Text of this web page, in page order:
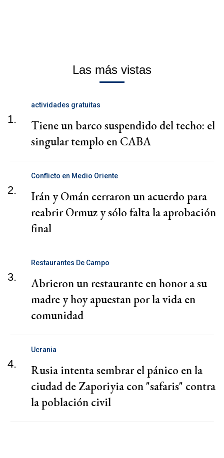
Las más vistas
1.
actividades gratuitas
Tiene un barco suspendido del techo: el
singular templo en CABA
2.
Conflicto en Medio Oriente
Irán y Omán cerraron un acuerdo para
reabrir Ormuz y sólo falta la aprobación
final
3.
Restaurantes De Campo
Abrieron un restaurante en honor a su
madre y hoy apuestan por la vida en
comunidad
4.
Ucrania
Rusia intenta sembrar el pánico en la
ciudad de Zaporiyia con "safaris" contra
la población civil